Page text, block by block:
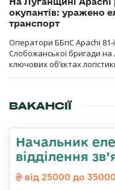
окупантів: уражено
транспорт
Оператори ББпС Apachi 81-
Слобожанської бригади
ключових об’єктах
ВАКАНСІЇ
Начальник
відділення
від 25000 до